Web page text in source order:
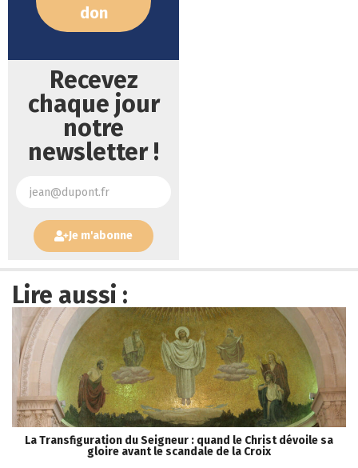
don
Recevez
chaque jour
notre
newsletter !
Je m'abonne
Lire aussi :
La Transfiguration du Seigneur : quand le Christ dévoile sa
gloire avant le scandale de la Croix